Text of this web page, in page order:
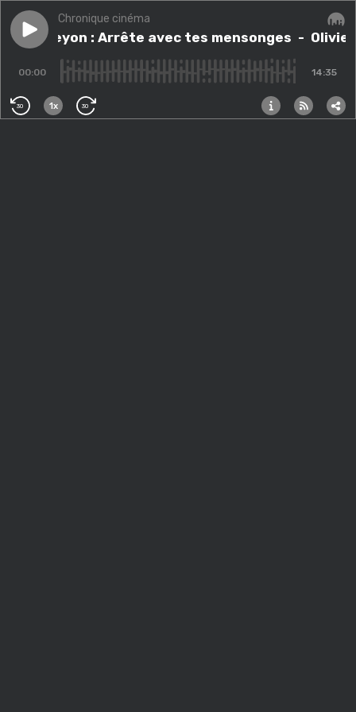
Play episode Olivier Peyon : Arrête avec tes mensonges
Chronique cinéma
Peyon : Arrête avec tes mensonges -
00:00 14:35
30 1x 30